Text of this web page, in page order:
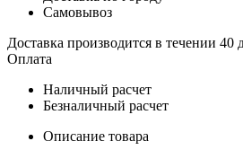
Самовывоз
Доставка производится в течении 40
Оплата
Наличный расчет
Безналичный расчет
Описание товара